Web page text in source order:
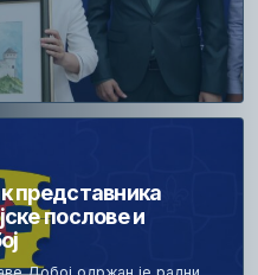
представника
послове и